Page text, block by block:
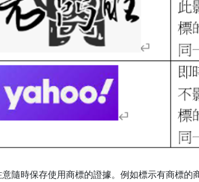
隨時保存使用商標的證據。例如標示有商標的